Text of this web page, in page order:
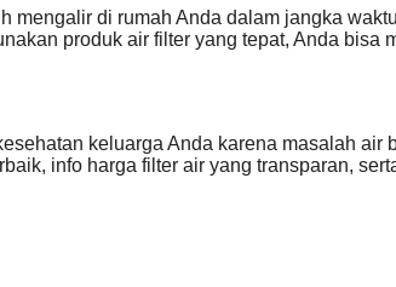
mengalir di rumah Anda dalam jangka
produk air filter yang tepat, Anda
keluarga Anda karena masalah air
info harga filter air yang transparan,